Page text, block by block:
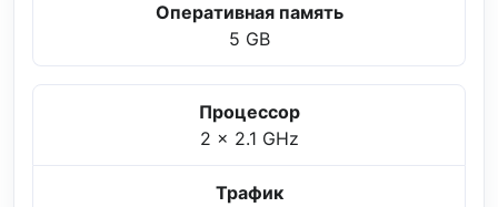
Оперативная память
5 GB
Процессор
2 x 2.1 GHz
Трафик